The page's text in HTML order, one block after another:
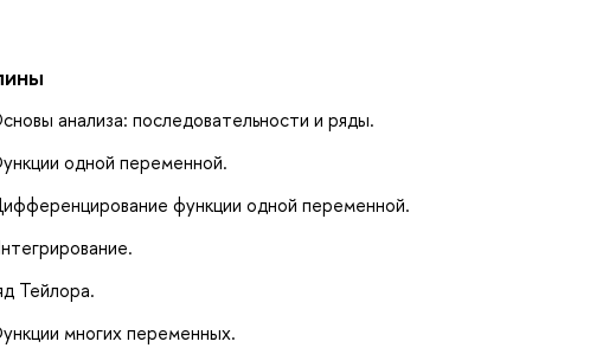
анализа: последовательности и ряды.
одной переменной.
функции одной переменной.
Тейлора.
многих переменных.